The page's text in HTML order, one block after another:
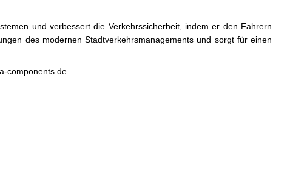
und verbessert die Verkehrssicherheit, indem er den Fahrern
des modernen Stadtverkehrsmanagements und sorgt für einen
components.de.